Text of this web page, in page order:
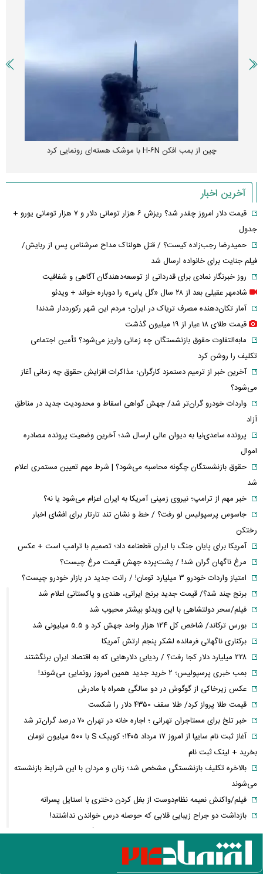
چین از بمب افکن H-۶N با موشک هسته‌ای رونمایی کرد
آخرین اخبار
قیمت دلار امروز چقدر شد؟ ریزش ۶ هزار تومانی دلار و ۷ هزار تومانی یورو +
جدول
حمیدرضا رجب‌زاده کیست؟ / قتل هولناک مداح سرشناس پس از ربایش/
فیلم جنایت برای خانواده ارسال شد
روز خبرنگار نمادی برای قدردانی از توسعه‌دهندگان آگاهی و شفافیت
شادمهر عقیلی بعد از ۲۸ سال «گل یاس» را دوباره خواند + ویدئو
آمار تکان‌دهنده مصرف تریاک در ایران؛ مردم این شهر رکورددار شدند!
قیمت طلای ۱۸ عیار از ۱۹ میلیون گذشت
مابه‌التفاوت حقوق بازنشستگان چه زمانی واریز می‌شود؟ تأمین اجتماعی
تکلیف را روشن کرد
آخرین خبر از ترمیم دستمزد کارگران؛ مذاکرات افزایش حقوق چه زمانی آغاز
می‌شود؟
واردات خودرو گران‌تر شد/ جهش گواهی اسقاط و محدودیت جدید در مناطق
آزاد
پرونده ساعدی‌نیا به دیوان عالی ارسال شد؛ آخرین وضعیت پرونده مصادره
اموال
حقوق بازنشستگان چگونه محاسبه می‌شود؟ | شرط مهم تعیین مستمری اعلام
شد
خبر مهم از ترامپ؛ نیروی زمینی آمریکا به ایران اعزام می‌شود یا نه؟
جاسوس پرسپولیس لو رفت؟ / خط و نشان تند تارتار برای افشای اخبار
رختکن
آمریکا برای پایان جنگ با ایران قطعنامه داد؛ تصمیم با ترامپ است + عکس
مرغ ناگهان گران شد! / پشت‌پرده جهش قیمت مرغ چیست؟
امتیاز واردات خودرو ۳ میلیارد تومان! / رانت جدید در بازار خودرو چیست؟
برنج چند شد؟/ قیمت جدید برنج ایرانی، هندی و پاکستانی اعلام شد
فیلم/سحر دولتشاهی با این ویدئو بیشتر محبوب شد
بورس ترکاند/ شاخص کل ۱۲۴ هزار واحد جهش کرد و ۵.۵ میلیونی شد
برکناری ناگهانی فرمانده لشکر پنجم ارتش آمریکا
۲۲۸ میلیارد دلار کجا رفت؟ / ردیابی دلارهایی که به اقتصاد ایران برنگشتند
بمب خبری پرسپولیس؛ ۲ خرید جدید همین امروز رونمایی می‌شوند!
عکس زیرخاکی از گوگوش در دو سالگی همراه با مادرش
قیمت طلا پرواز کرد/ طلا سقف ۴۳۵۰ دلار را شکست
خبر تلخ برای مستاجران تهرانی ؛ اجاره خانه در تهران ۷۰ درصد گران‌تر شد
آغاز ثبت نام سایپا از امروز ۱۷ مرداد ۱۴۰۵؛ کوییک S با ۵۰۰ میلیون تومان
بخرید + لینک ثبت نام
بالاخره تکلیف بازنشستگی مشخص شد؛ زنان و مردان با این شرایط بازنشسته
می‌شوند
فیلم/واکنش نعیمه نظام‌دوست از بغل کردن دختری با استایل پسرانه
بازداشت دو جراح زیبایی قلابی که حوصله درس خواندن نداشتند!
سپاه بیانیه جدید داد؛ روایت شکست ترامپ در جنگ با ایران
سنتکام درباره محاصره دریایی ایران چه نقشه‌ای دارد؟
عکس عاشقانه سپند امیرسلیمانی با پسرش